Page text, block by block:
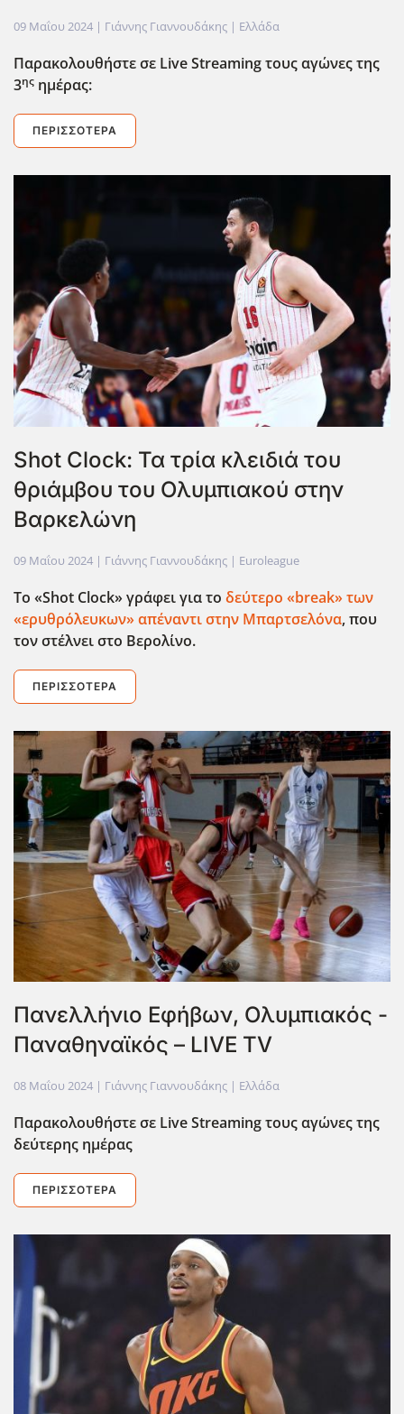
09 Μαΐου 2024 | Γιάννης Γιαννουδάκης | Ελλάδα
Παρακολουθήστε σε LiveStreamingτους αγώνες της
3ης ημέρας:
ΠΕΡΙΣΣΌΤΕΡΑ
Shot Clock: Τα τρία κλειδιά του
θριάμβου του Ολυμπιακού στην
Βαρκελώνη
09 Μαΐου 2024 | Γιάννης Γιαννουδάκης | Euroleague
Το «Shot Clock» γράφει για το δεύτερο «break» των
«ερυθρόλευκων» απέναντι στην Μπαρτσελόνα, που
τον στέλνει στο Βερολίνο.
ΠΕΡΙΣΣΌΤΕΡΑ
Πανελλήνιο Εφήβων, Ολυμπιακός -
Παναθηναϊκός – LIVE TV
08 Μαΐου 2024 | Γιάννης Γιαννουδάκης | Ελλάδα
Παρακολουθήστε σε LiveStreamingτους αγώνες της
δεύτερης ημέρας
ΠΕΡΙΣΣΌΤΕΡΑ